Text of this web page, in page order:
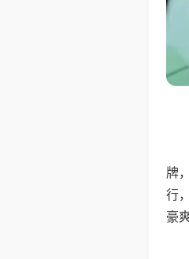
牌
行
豪